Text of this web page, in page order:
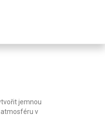
jemnou
v